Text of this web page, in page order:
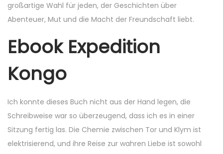
großartige Wahl für jeden, der Geschichten über
Abenteuer, Mut und die Macht der Freundschaft liebt.
Ebook Expedition
Kongo
Ich konnte dieses Buch nicht aus der Hand legen, die
Schreibweise war so überzeugend, dass ich es in einer
Sitzung fertig las. Die Chemie zwischen Tor und Klym ist
elektrisierend, und ihre Reise zur wahren Liebe ist sowohl